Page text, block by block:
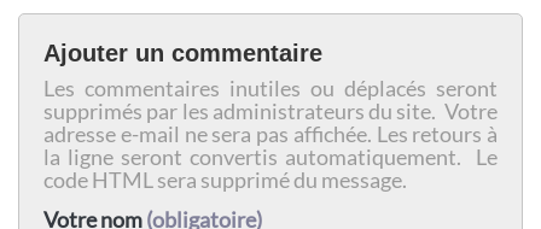
Ajouter un commentaire
Les commentaires inutiles ou déplacés seront
supprimés par les administrateurs du site. Votre
adresse e-mail ne sera pas affichée. Les retours à
la ligne seront convertis automatiquement. Le
code HTML sera supprimé du message.
Votre nom(obligatoire)